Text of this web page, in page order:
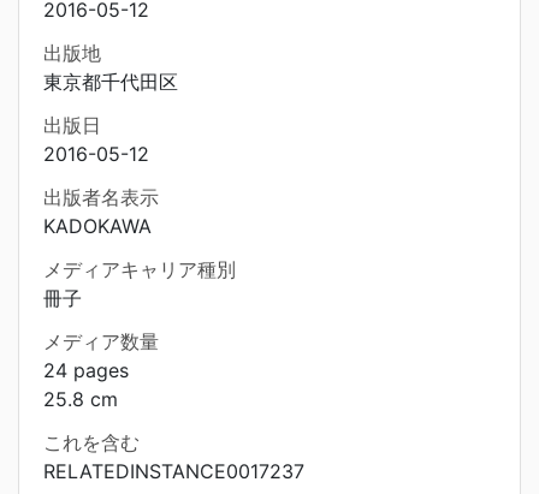
2016-05-12
出版地
東京都千代田区
出版日
2016-05-12
出版者名表示
KADOKAWA
メディアキャリア種別
冊子
メディア数量
24 pages
25.8 cm
これを含む
RELATEDINSTANCE0017237